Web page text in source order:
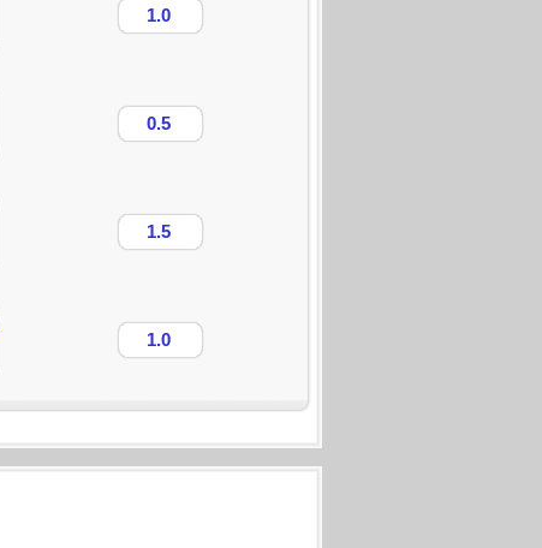
1.0
0.5
1.5
1.0